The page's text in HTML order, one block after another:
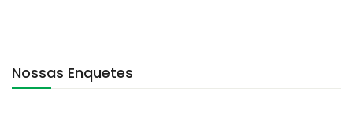
Nossas Enquetes